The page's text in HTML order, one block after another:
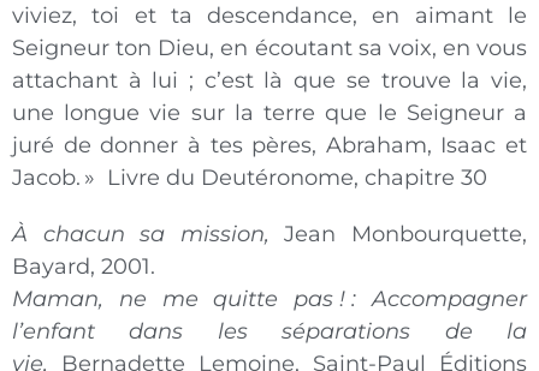
viviez, toi et ta descendance, en aimant le
Seigneur ton Dieu, en écoutant sa voix, en vous
attachant à lui ; c’est là que se trouve la vie,
une longue vie sur la terre que le Seigneur a
juré de donner à tes pères, Abraham, Isaac et
Jacob. » Livre du Deutéronome, chapitre 30
À chacun sa mission,Jean Monbourquette,
Bayard, 2001.
Maman, ne me quitte pas ! : Accompagner
l’enfant dans les séparations de la
vie, Bernadette Lemoine, Saint-Paul Éditions